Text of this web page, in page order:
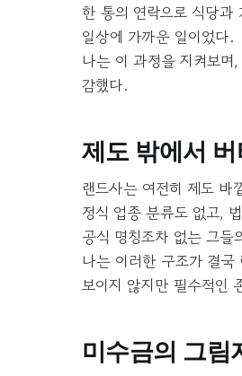
한 통의 연락으로 식당과
일상에 가까운 일이었다.
나는 이 과정을 지켜보
감했다.
제도 밖에서
랜드사는 여전히 제도 바
정식 업종 분류도 없고,
공식 명칭조차 없는 그들
나는 이러한 구조가 결
보이지 않지만 필수적인
미수금의 그림